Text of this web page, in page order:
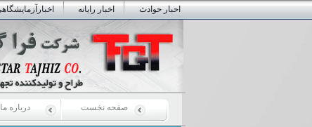
احبار حوادث اخبار رایانه
صفحه نخست درباره ما